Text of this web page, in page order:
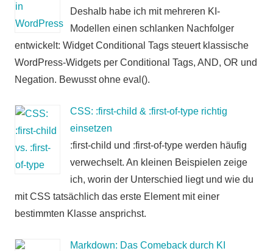
Deshalb habe ich mit mehreren KI-
Modellen einen schlanken Nachfolger
entwickelt: Widget Conditional Tags steuert klassische
WordPress-Widgets per Conditional Tags, AND, OR und
Negation. Bewusst ohne eval().
CSS: :first-child & :first-of-type richtig
einsetzen
:first-child und :first-of-type werden häufig
verwechselt. An kleinen Beispielen zeige
ich, worin der Unterschied liegt und wie du
mit CSS tatsächlich das erste Element mit einer
bestimmten Klasse ansprichst.
Markdown: Das Comeback durch KI